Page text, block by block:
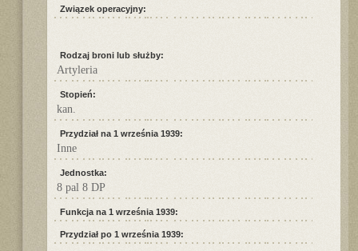
Związek operacyjny:
Rodzaj broni lub służby:
Artyleria
Stopień:
kan.
Przydział na 1 września 1939:
Inne
Jednostka:
8 pal 8 DP
Funkcja na 1 września 1939:
Przydział po 1 września 1939: